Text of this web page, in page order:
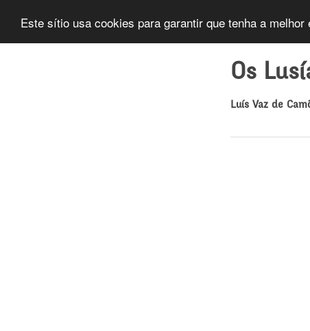
Este sítio usa cookies para garantir que tenha a
Os
Luís Vaz de